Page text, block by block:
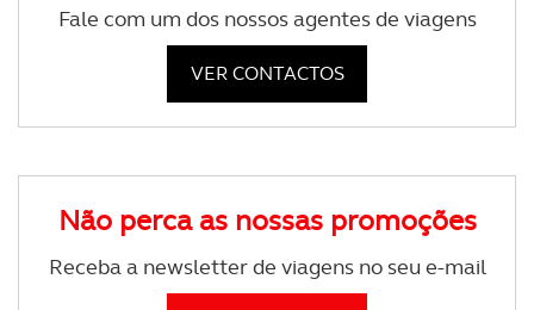
Fale com um dos nossos agentes de viagens
VER CONTACTOS
Não perca as nossas promoções
Receba a newsletter de viagens no seu e-mail